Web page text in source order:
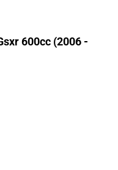
600cc (2006 -